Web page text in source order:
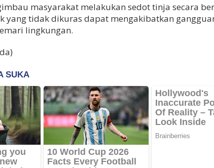
masyarakat melakukan sedot tinja secara
yang tidak dikuras dapat mengakibatkan
lingkungan.